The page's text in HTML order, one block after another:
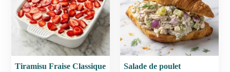
Tiramisu Fraise Classique
Salade de poulet